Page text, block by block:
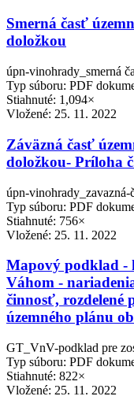
Smerná časť
doložkou
úpn-vinohrady_smerná
Typ súboru: PDF
Stiahnuté: 1,094×
Vložené: 25. 11. 2022
Záväzná časť
doložkou- Príloha
úpn-
Typ súboru: PDF
Stiahnuté: 756×
Vložené: 25. 11. 2022
Mapový podklad -
Váhom -
činnosť, rozdelené
územného plánu
GT_VnV-podklad pre
Typ súboru: PDF
Stiahnuté: 822×
Vložené: 25. 11. 2022